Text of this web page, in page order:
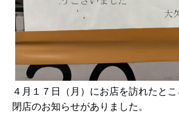
４月１７日（月）にお店を訪れたと
閉店のお知らせがありました。